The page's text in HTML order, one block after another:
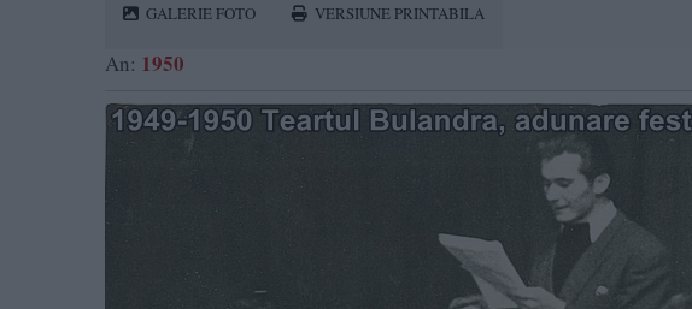
GALERIE FOTO VERSIUNE PRINTABILA
An: 1950